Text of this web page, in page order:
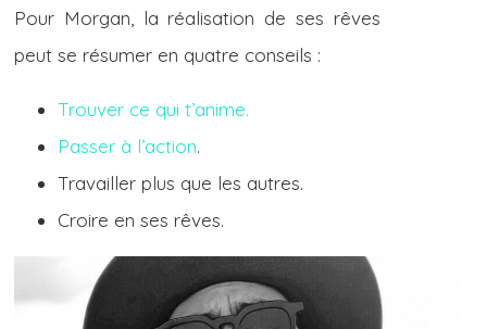
Pour Morgan, la réalisation de ses rêves
peut se résumer en quatre conseils :
Trouver ce qui t’anime.
Passer à l’action.
Travailler plus que les autres.
Croire en ses rêves.